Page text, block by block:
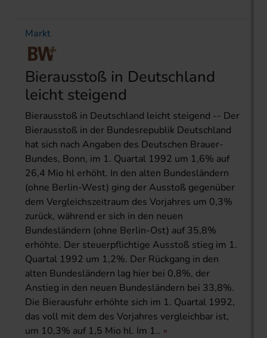
Markt
Bierausstoß in Deutschland
leicht steigend
Bierausstoß in Deutschland leicht steigend -- Der
Bierausstoß in der Bundesrepublik Deutschland
hat sich nach Angaben des Deutschen Brauer-
Bundes, Bonn, im 1. Quartal 1992 um 1,6% auf
26,4 Mio hl erhöht. In den alten Bundesländern
(ohne Berlin-West) ging der Ausstoß gegenüber
dem Vergleichszeitraum des Vorjahres um 0,3%
zurück, während er sich in den neuen
Bundesländern (ohne Berlin-Ost) auf 35,8%
erhöhte. Der steuerpflichtige Ausstoß stieg im 1.
Quartal 1992 um 1,2%. Der Rückgang in den
alten Bundesländern lag hier bei 0,8%, der
Anstieg in den neuen Bundesländern bei 33,8%.
Die Bierausfuhr erhöhte sich im 1. Quartal 1992,
das voll mit dem des Vorjahres vergleichbar ist,
um 10,3% auf 1,5 Mio hl. Im 1..